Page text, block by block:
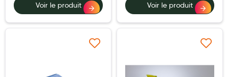
Autotests
Protections auditives
Voir le produit Voir le produit
Ajouter à ma liste d’envie Ajouter à ma liste